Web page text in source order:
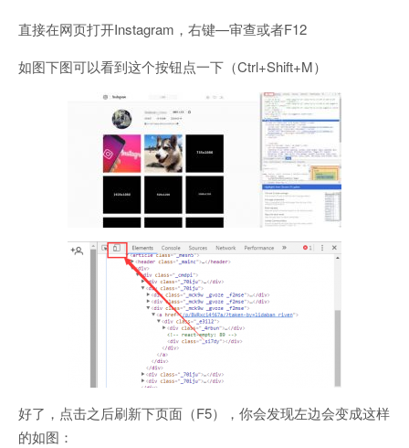
直接在网页打开Instagram，右键—审查或者F12
如图下图可以看到这个按钮点一下（Ctrl+Shift+M）
好了，点击之后刷新下页面（F5），你会发现左边会变成这样
的如图：